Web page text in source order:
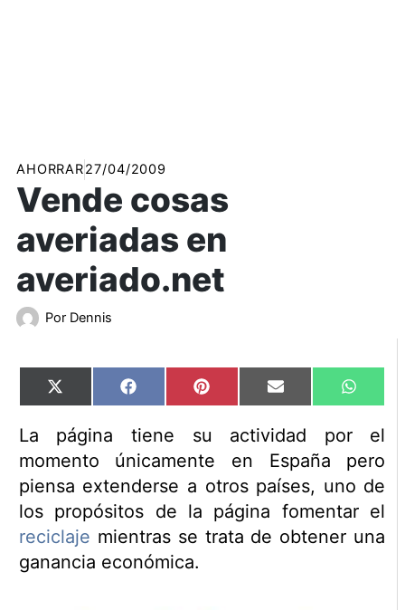
AHORRAR27/04/2009
Vende cosas
averiadas en
averiado.net
Por Dennis
Compartir
en
X
(Twitter)
Compartir
en
Facebook Compartir
en
Pinterest Compartir
en
Email
en
La página tiene su actividad por el
momento únicamente en España pero
piensa extenderse a otros países, uno de
los propósitos de la página fomentar el
reciclaje mientras se trata de obtener una
ganancia económica.